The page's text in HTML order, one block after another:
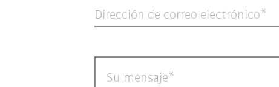
Dirección de correo electrónico
Su mensaje